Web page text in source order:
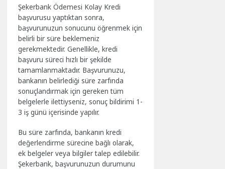
Şekerbank Ödemesi Kolay Kredi
başvurusu yaptıktan sonra,
başvurunuzun sonucunu öğrenmek için
belirli bir süre beklemeniz
gerekmektedir. Genellikle, kredi
başvuru süreci hızlı bir şekilde
tamamlanmaktadır. Başvurunuzu,
bankanın belirlediği süre zarfında
sonuçlandırmak için gereken tüm
belgelerle ilettiyseniz, sonuç bildirimi 1-
3 iş günü içerisinde yapılır.
Bu süre zarfında, bankanın kredi
değerlendirme sürecine bağlı olarak,
ek belgeler veya bilgiler talep edilebilir.
Şekerbank, başvurunuzun durumunu